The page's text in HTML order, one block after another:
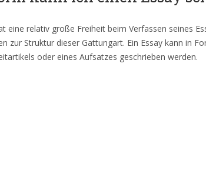
eine relativ große Freiheit beim Verfassen seines
zur Struktur dieser Gattungart. Ein Essay kann in
oder eines Aufsatzes geschrieben werden.